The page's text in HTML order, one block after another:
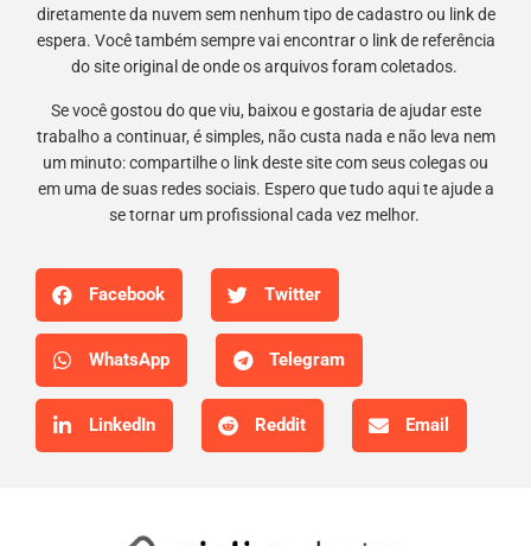
diretamente da nuvem sem nenhum tipo de cadastro ou link de
espera. Você também sempre vai encontrar o link de referência
do site original de onde os arquivos foram coletados.
Se você gostou do que viu, baixou e gostaria de ajudar este
trabalho a continuar, é simples, não custa nada e não leva nem
um minuto: compartilhe o link deste site com seus colegas ou
em uma de suas redes sociais. Espero que tudo aqui te ajude a
se tornar um profissional cada vez melhor.
Facebook Twitter
WhatsApp Telegram
LinkedIn Reddit Email